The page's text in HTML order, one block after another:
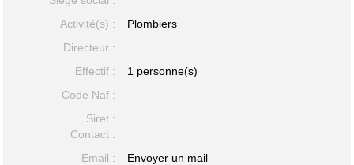
Activité(s) :
Plombiers
Directeur :
Effectif :
1 personne(s)
Code Naf :
Siret :
Contact :
Email :
Envoyer un mail